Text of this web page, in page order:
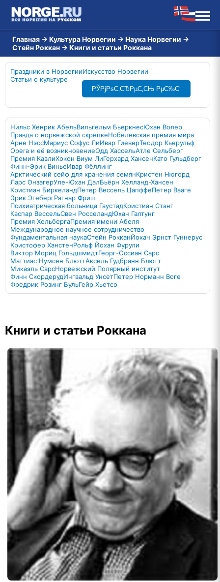
Главная → Культура Норвегии → Наука Норвегии →
Стейн Роккан → Книги и статьи Роккана
Праздники в НорвегииИскусство Норвегии
Статьи о культуре
РЎРјРѕС‚СЂРµС‚СЊ РµС‰С‘
Нильс Хенрик АбельВильгельм БьеркнесЮхан Волер
Правда о норвежской скрепкеНобелевская премия мира
Арне НэссМариус Софус ЛиИвар ГиеверТеодор Кьерульф
Opera и её возникновениеОдд ХассельАтле Сельберг
Премия КавлиХокон Виум ЛиГерхард ХансенКато Гульдберг
Финн-Эрик ВиньеИвар Фёллинг
Арктический сейф для хранения семянКристен Нюгорд
Ларс ОнзагерУле-Юхан ДалБьёрн Хелланд-Хансен
Кристиан БиркеландПетер Вессель ЦапффеПетер Вааге
Эрик ЭгебергРагнар Фриш
Психиатрическая больница ГаустадКристиан Станг
Каспар ВессельСвен РосселандЮхан Галтунг
Премия ХольбергаПремия имени Абеля
Международное научное сотрудничество
Фундаментальная наукаСтейн РокканЙохан Эрнст Гуннерус
Кристофер ХанстенРольф Йохан Фурули
Виктор Мориц ГольдшмидтГеорг-Оссиан Сарс
Маттиас Нумсен БлюттАксель Гудбранн Блютт
Микаэль СарсНорвежский Полярный институт
Финн СкордерудИнгвальд УнсетПетер Норманн Воге
Фредрик Розинг БульГейр Хьетсо
Книги и статьи Роккана